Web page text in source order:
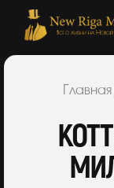
Главная